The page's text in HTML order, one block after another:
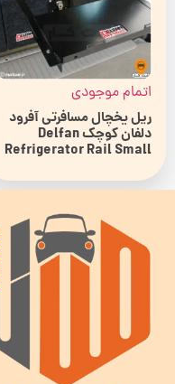
اتمام موجودی
ریل یخچال مسافرتی آفرود
دلفان کوچک Delfan
Refrigerator Rail Small